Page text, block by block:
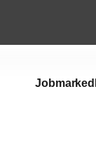
Jobmarked